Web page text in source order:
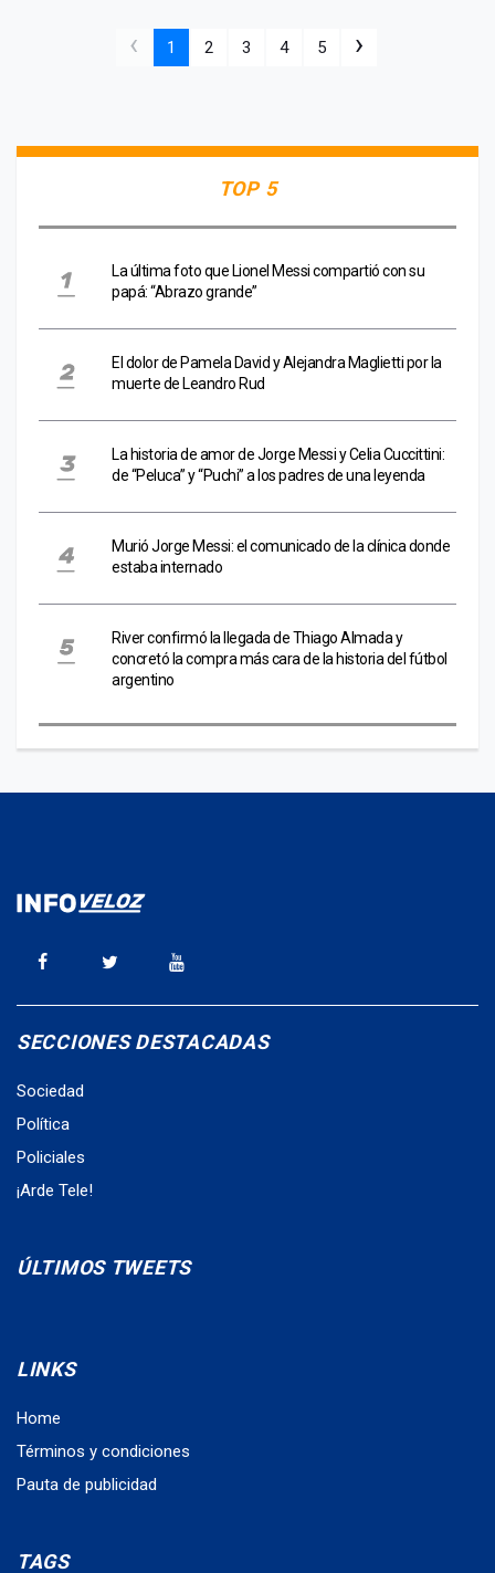
‹ 1 2 3 4 5 ›
TOP 5
La última foto que Lionel Messi compartió con su
papá: “Abrazo grande”
El dolor de Pamela David y Alejandra Maglietti por la
muerte de Leandro Rud
La historia de amor de Jorge Messi y Celia Cuccittini:
de “Peluca” y “Puchi” a los padres de una leyenda
Murió Jorge Messi: el comunicado de la clínica donde
estaba internado
River confirmó la llegada de Thiago Almada y
concretó la compra más cara de la historia del fútbol
argentino
SECCIONES DESTACADAS
Sociedad
Política
Policiales
¡Arde Tele!
ÚLTIMOS TWEETS
LINKS
Home
Términos y condiciones
Pauta de publicidad
TAGS